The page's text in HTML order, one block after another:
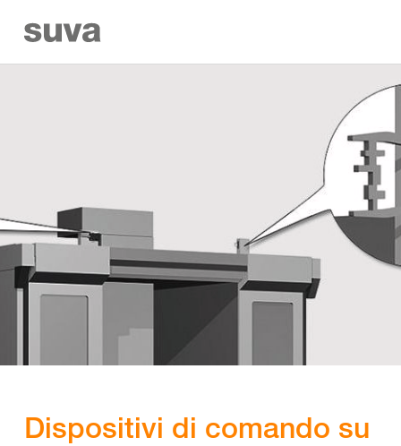
Dispositivi di comando su